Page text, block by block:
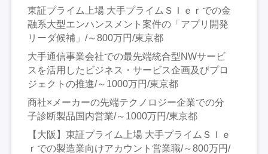
東証プライム上場 大手プライムＳＩｅｒでの金
融系大型エンハンスメント案件の「アプリ開発
リーダ候補」/～800万円/東京都
大手通信事業会社での最先端統合型NWサービ
スを活用したビジネス・サービス企画及びプロ
ジェクトの推進/～1000万円/東京都
商社×メーカーの先端テクノロジー企業での分
子診断製品国内営業/～1000万円/東京都
【大阪】東証プライム上場 大手プライムＳＩｅ
ｒでの製造業向けアカウント営業職/～800万円/